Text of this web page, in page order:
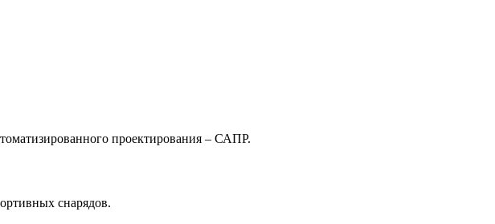
проектирования – САПР.
снарядов.